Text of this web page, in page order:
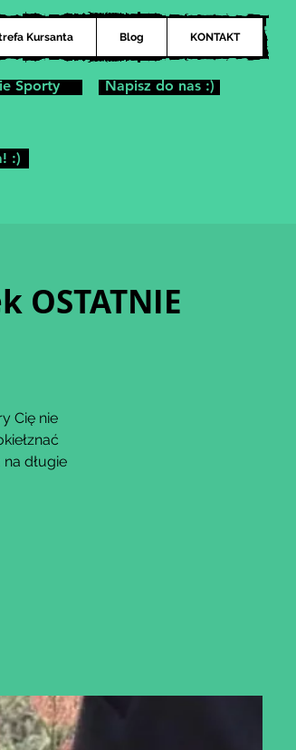
Kursanta Blog KONTAKT
Sporty Napisz do nas :)
Cię nie
długie
:)